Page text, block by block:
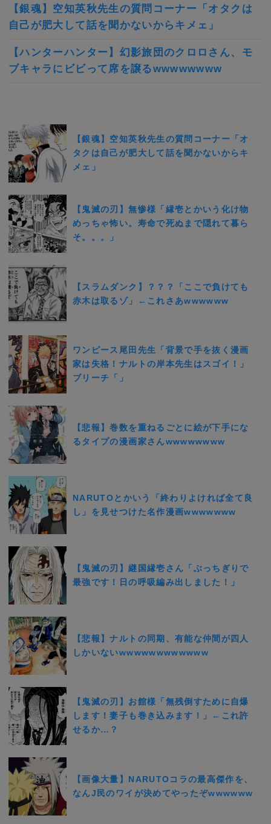
【銀魂】空知英秋先生の質問コーナー「オタクは
自己が肥大して話を聞かないからキメェ」
【ハンターハンター】幻影旅団のクロロさん、モ
ブキャラにビビって席を譲るwwwwwwww
【銀魂】空知英秋先生の質問コーナー「オ
タクは自己が肥大して話を聞かないからキ
メェ」
【鬼滅の刃】無惨様「縁壱とかいう化け物
めっちゃ怖い。寿命で死ぬまで隠れて暮ら
そ。。。」
【スラムダンク】？？？「ここで負けても
赤木は取るゾ」←これさあwwwwww
ワンピース尾田先生「背景で手を抜く漫画
家は失格！ナルトの岸本先生はスゴイ！」
ブリーチ「」
【悲報】巻数を重ねるごとに絵が下手にな
るタイプの漫画家さんwwwwwwww
NARUTOとかいう「終わりよければ全て良
し」を見せつけた名作漫画wwwwwww
【鬼滅の刃】継国縁壱さん「ぶっちぎりで
最強です！日の呼吸編み出しました！」
【悲報】ナルトの同期、有能な仲間が四人
しかいないwwwwwwwwwwww
【鬼滅の刃】お館様「無残倒すために自爆
します！妻子も巻き込みます！」←これ許
せるか…？
【画像大量】NARUTOコラの最高傑作を、
なんJ民のワイが決めてやったぞwwwwww